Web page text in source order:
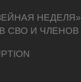
СВО И